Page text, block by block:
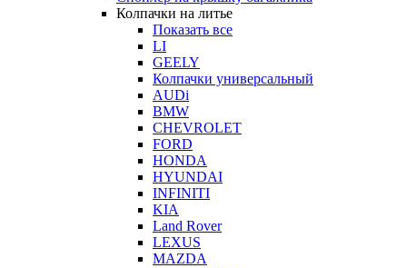
Колпачки на литье
Показать все
LI
GEELY
Колпачки универсальный
AUDi
BMW
CHEVROLET
FORD
HONDA
HYUNDAI
INFINITI
KIA
Land Rover
LEXUS
MAZDA